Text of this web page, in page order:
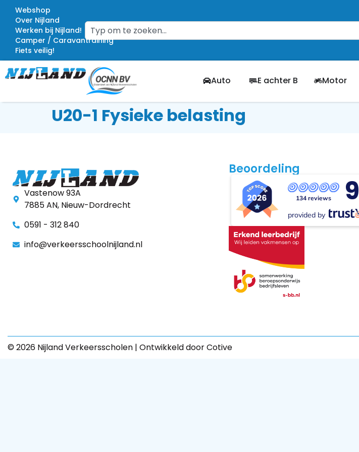
Webshop
Over Nijland
Werken bij Nijland!
Camper / Caravantraining
Fiets veilig!
Auto E achter B Motor
U20-1 Fysieke belasting
Vastenow 93A
7885 AN, Nieuw-Dordrecht
0591 - 312 840
info@verkeersschoolnijland.nl
Beoordeling
134 reviews 9
provided by
© 2026 Nijland Verkeersscholen | Ontwikkeld door Cotive